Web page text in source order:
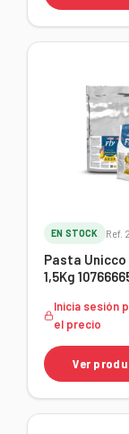
EN STOCK Ref.
Pasta
1,5Kg
Inicia sesión
el precio
Ver